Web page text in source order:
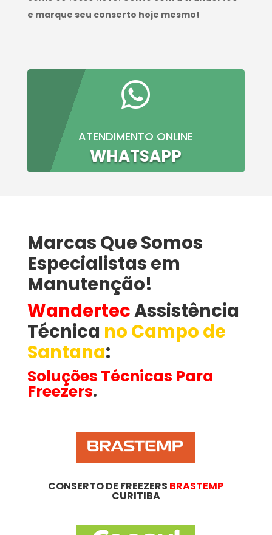
e marque seu conserto hoje mesmo!

ATENDIMENTO ONLINE
WHATSAPP
Marcas Que Somos
Especialistas em
Manutenção!
WandertecAssistência
Técnica no Campo de
Santana​:
Soluções Técnicas Para
Freezers.
CONSERTO DE FREEZERS BRASTEMP
CURITIBA